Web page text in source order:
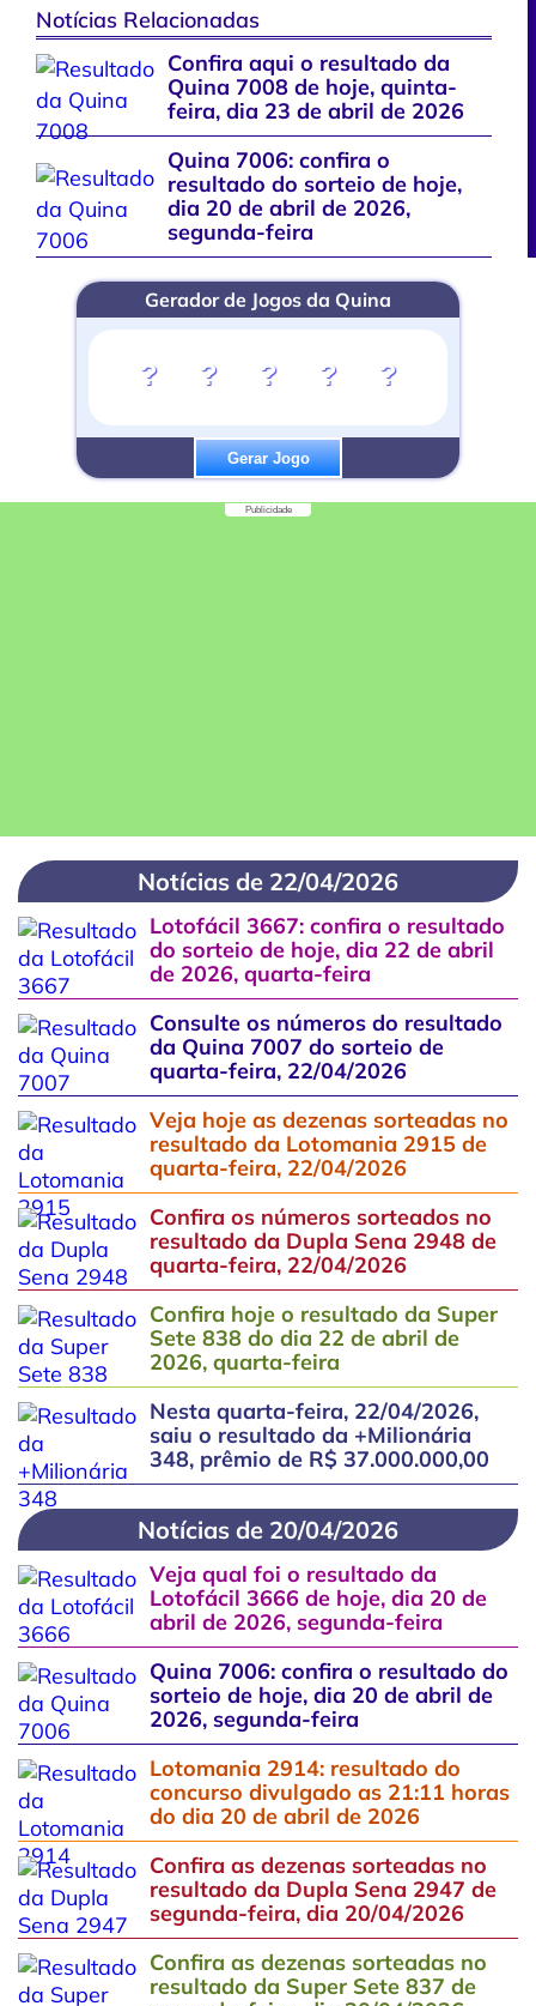
Notícias Relacionadas
Confira aqui o resultado da
Quina 7008 de hoje, quinta-
feira, dia 23 de abril de 2026
Quina 7006: confira o
resultado do sorteio de hoje,
dia 20 de abril de 2026,
segunda-feira
Gerador de Jogos da Quina
? ? ? ? ?
Gerar Jogo
Publicidade
Notícias de 22/04/2026
Lotofácil 3667: confira o resultado
do sorteio de hoje, dia 22 de abril
de 2026, quarta-feira
Consulte os números do resultado
da Quina 7007 do sorteio de
quarta-feira, 22/04/2026
Veja hoje as dezenas sorteadas no
resultado da Lotomania 2915 de
quarta-feira, 22/04/2026
Confira os números sorteados no
resultado da Dupla Sena 2948 de
quarta-feira, 22/04/2026
Confira hoje o resultado da Super
Sete 838 do dia 22 de abril de
2026, quarta-feira
Nesta quarta-feira, 22/04/2026,
saiu o resultado da +Milionária
348, prêmio de R$ 37.000.000,00
Notícias de 20/04/2026
Veja qual foi o resultado da
Lotofácil 3666 de hoje, dia 20 de
abril de 2026, segunda-feira
Quina 7006: confira o resultado do
sorteio de hoje, dia 20 de abril de
2026, segunda-feira
Lotomania 2914: resultado do
concurso divulgado as 21:11 horas
do dia 20 de abril de 2026
Confira as dezenas sorteadas no
resultado da Dupla Sena 2947 de
segunda-feira, dia 20/04/2026
Confira as dezenas sorteadas no
resultado da Super Sete 837 de